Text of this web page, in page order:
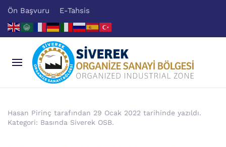
Ön Başvuru E-Tahsis
Hasan Pirinç tarafından 29 Ocak 2022 tarihinde yazıldı.
Kategori: Basında Siverek OSB.